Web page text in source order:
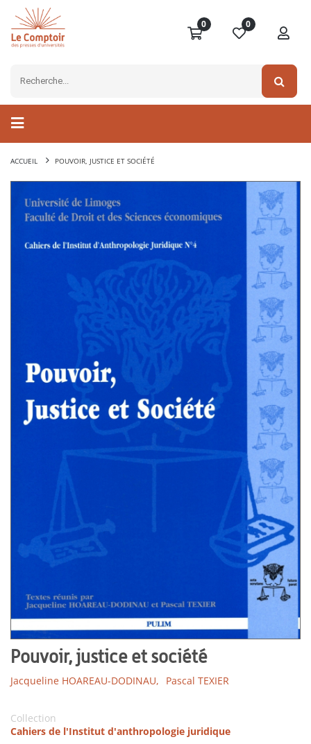
0 0
ACCUEIL POUVOIR, JUSTICE ET SOCIÉTÉ
Pouvoir, justice et société
Jacqueline HOAREAU-DODINAU, Pascal TEXIER
Collection
Cahiers de l'Institut d'anthropologie juridique